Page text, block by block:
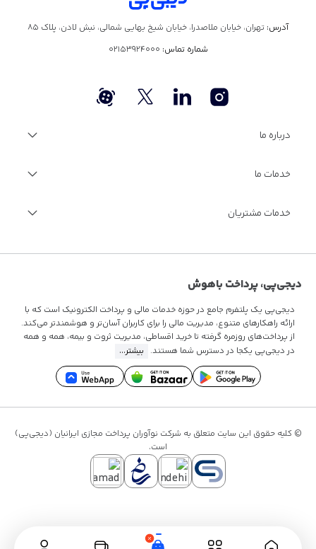
آدرس: تهران، خیابان ملاصدرا، خیابان شیخ بهایی شمالی، نبش لادن، پلاک ۸۵
شماره تماس: 02153924000
درباره ما
گزارش سالانه
مستندات فنی
خدمات ما
خدمات ویژه مالی
خدمات مشتریان
قوانین و مقررات
دیجی‌پی، پرداخت باهوش
دیجی‌پی یک پلتفرم جامع در حوزه خدمات مالی و پرداخت الکترونیک است که با
ارائه راهکارهای متنوع، مدیریت مالی را برای کاربران آسان‌تر و هوشمندتر می‌کند.
از پرداخت‌های روزمره گرفته تا خرید اقساطی، مدیریت ثروت و بیمه، همه و همه
در دیجی‌پی یکجا در دسترس شما هستند. بیشتر...
© کلیه حقوق این سایت متعلق به شرکت نوآوران پرداخت مجازی ایرانیان (دیجی‌پی)
است.